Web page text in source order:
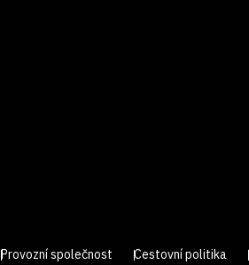
Provozní společnost Cestovní politika